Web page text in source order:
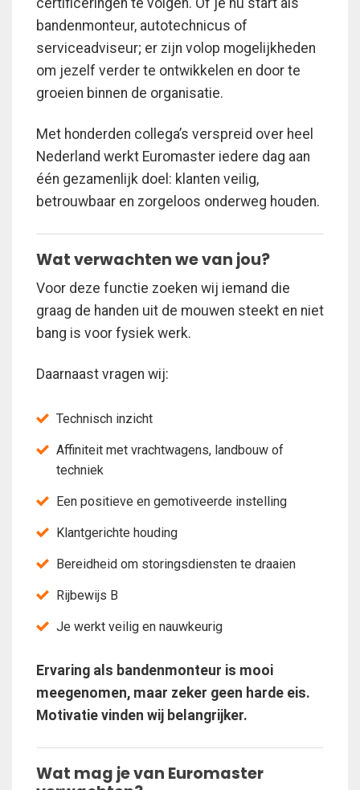
certificeringen te volgen. Of je nu start als
bandenmonteur, autotechnicus of
serviceadviseur; er zijn volop mogelijkheden
om jezelf verder te ontwikkelen en door te
groeien binnen de organisatie.
Met honderden collega’s verspreid over heel
Nederland werkt Euromaster iedere dag aan
één gezamenlijk doel: klanten veilig,
betrouwbaar en zorgeloos onderweg houden.
Wat verwachten we van jou?
Voor deze functie zoeken wij iemand die
graag de handen uit de mouwen steekt en niet
bang is voor fysiek werk.
Daarnaast vragen wij:
Technisch inzicht
Affiniteit met vrachtwagens, landbouw of
techniek
Een positieve en gemotiveerde instelling
Klantgerichte houding
Bereidheid om storingsdiensten te draaien
Rijbewijs B
Je werkt veilig en nauwkeurig
Ervaring als bandenmonteur is mooi
meegenomen, maar zeker geen harde eis.
Motivatie vinden wij belangrijker.
Wat mag je van Euromaster